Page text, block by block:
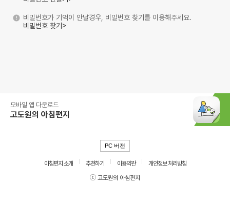
비밀번호가 기억이 안날경우, 비밀번호 찾기를 이용해주세요.
비밀번호 찾기>
모바일 앱 다운로드
고도원의 아침편지
PC 버전
아침편지 소개 추천하기 이용약관
개인정보 처리방침
ⓒ 고도원의 아침편지